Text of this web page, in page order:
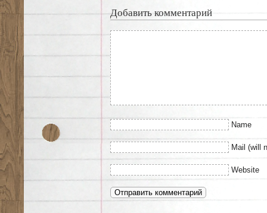
Добавить комментарий
Name
Mail (will
Website